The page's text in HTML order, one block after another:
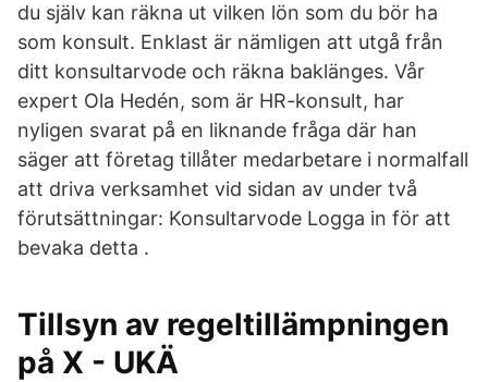
du själv kan räkna ut vilken lön som du bör ha
som konsult. Enklast är nämligen att utgå från
ditt konsultarvode och räkna baklänges. Vår
expert Ola Hedén, som är HR-konsult, har
nyligen svarat på en liknande fråga där han
säger att företag tillåter medarbetare i normalfall
att driva verksamhet vid sidan av under två
förutsättningar: Konsultarvode Logga in för att
bevaka detta .
Tillsyn av regeltillämpningen
på X - UKÄ